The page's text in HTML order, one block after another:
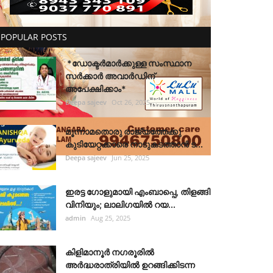
POPULAR POSTS
*ഡോക്ടർമാർക്കുള്ള സംസ്ഥാന
സർക്കാർ അവാർഡിന്
അപേക്ഷിക്കാം*
Deepa sajeev Oct 26, 2025
മൂന്നാമതൊരു രാജ്യത്തേക്കു
കുടിയേറ്റക്കാരെ നാടുകടത്താൻ ട...
Deepa sajeev Jun 25, 2025
ഇരട്ട ഗോളുമായി എംബാപ്പെ, തിളങ്ങി
വിനിയും; ലാലിഗയില്‍ റയ...
admin Aug 25, 2025
കിളിമാനൂർ നഗരൂരിൽ
അർദ്ധരാത്രിയിൽ ഉറങ്ങിക്കിടന്ന